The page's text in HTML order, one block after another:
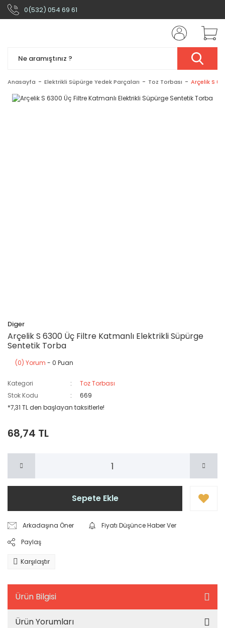
0(532) 054 69 61
Anasayfa Elektrikli Süpürge Yedek Parçaları Toz Torbası Arçelik S
Diger
Arçelik S 6300 Üç Filtre Katmanlı Elektrikli Süpürge
Sentetik Torba
(0) Yorum - 0 Puan
Kategori
Toz Torbası
Stok Kodu
669
*7,31 TL den başlayan taksitlerle!
68,74 TL
Sepete Ekle
Arkadaşına Öner
Fiyatı Düşünce Haber Ver
Paylaş
Karşılaştır
Ürün Bilgisi
Ürün Yorumları